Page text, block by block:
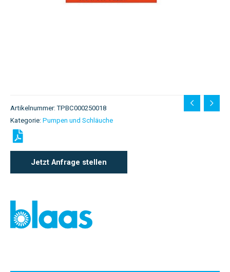
Artikelnummer:TPBC000250018
Kategorie: Pumpen und Schläuche
Jetzt Anfrage stellen